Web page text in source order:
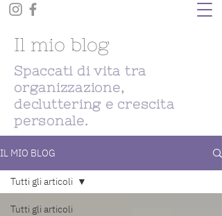
Il mio blog
Spaccati di vita tra
organizzazione,
decluttering e crescita
personale.
IL MIO BLOG
Tutti gli articoli
Tutti gli articoli